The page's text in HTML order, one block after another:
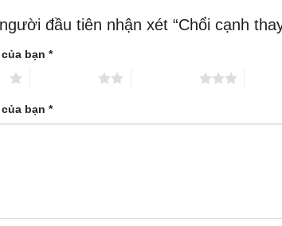
đầu tiên nhận xét “Chổi cạnh
bạn *
bạn *